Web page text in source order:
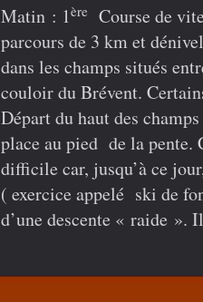
Matin : 1ère Course de
parcours de 3 km et
dans les champs situés
couloir du Brévent.
Départ du haut des
place au pied de la pente.
difficile car, jusqu’à ce
( exercice appelé ski de
d’une descente « raide ».